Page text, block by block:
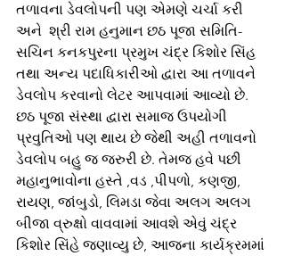
તળાવના ડેવલોપની પણ એમણે ચર્ચા કરી
અને  શ્રી રામ હનુમાન છઠ પૂજા સમિતિ-
સચિન કનકપુરના પ્રમુખ ચંદ્ર કિશોર સિંહ
તથા અન્ય પદાધિકારીઓ દ્વારા આ તળાવને
ડેવલોપ કરવાનો લેટર આપવામાં આવ્યો છે.
છઠ પૂજા સંસ્થા દ્વારા સમાજ ઉપયોગી
પ્રવુતિઓ પણ થાય છે જેથી અહી તળાવનો
ડેવલોપ બહુ જ જરુરી છે. તેમજ હવે પછી
મહાનુભાવોના હસ્તે ,વડ ,પીપળો, કણજી,
રાયણ, જાંબુડો, લિમડા જેવા અલગ અલગ
બીજા વ્રુક્ષો વાવવામાં આવશે એવું ચંદ્ર
કિશોર સિંહે જણાવ્યુ છે, આજના કાર્યક્રમમાં